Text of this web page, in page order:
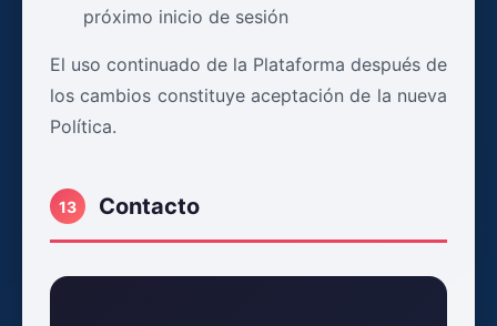
próximo inicio de sesión
El uso continuado de la Plataforma después de
los cambios constituye aceptación de la nueva
Política.
13 Contacto